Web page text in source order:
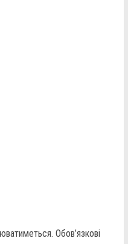
Обов’язкові